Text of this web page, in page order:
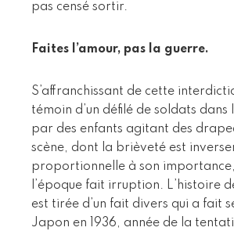
pas censé sortir.
Faites l’amour, pas la guerre.
S’affranchissant de cette
témoin d’un défilé de soldats dans
par des enfants agitant des
scène, dont la brièveté est
proportionnelle à son
l’époque fait irruption. L’histoire
est tirée d’un fait divers qui a fait
Japon en 1936, année de la